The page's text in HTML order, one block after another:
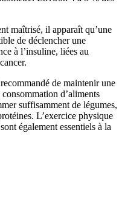
maîtrisé, il apparaît qu’une
de déclencher une
à l’insuline, liées au
de maintenir une
d’aliments
suffisamment de légumes,
L’exercice physique
également essentiels à la